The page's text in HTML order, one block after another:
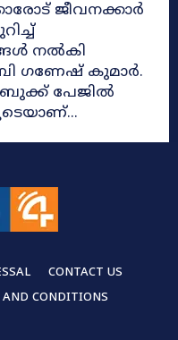
ജീവനക്കാർ
നൽകി
ഗണേഷ് കുമാർ.
പേജിൽ
CONTACT US
AND CONDITIONS